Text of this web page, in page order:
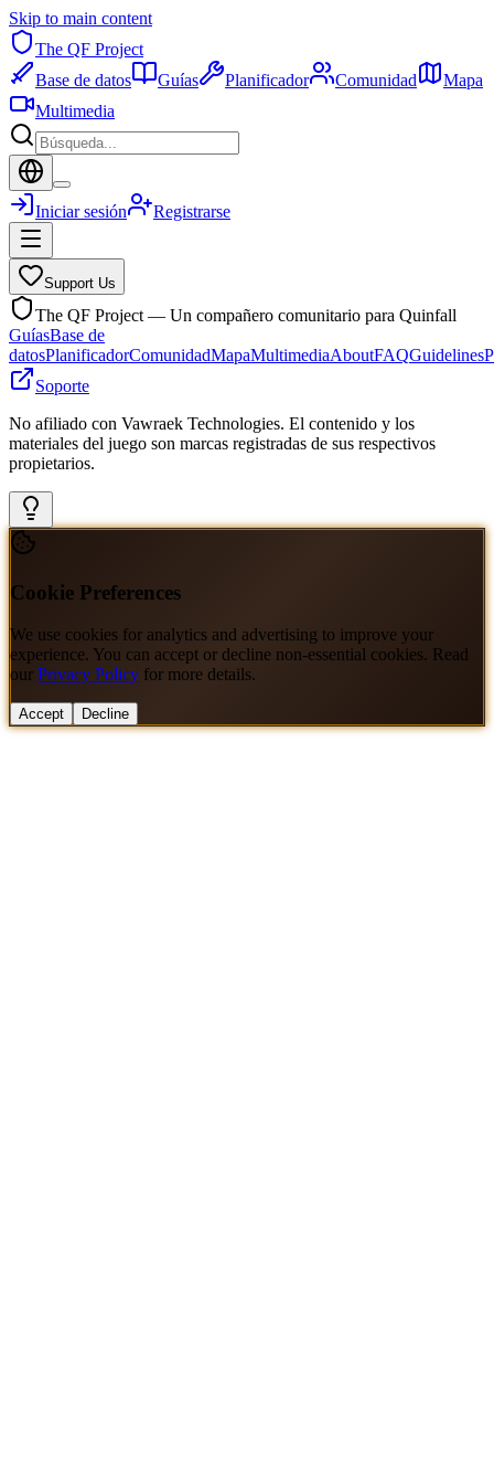
Skip to main content
The QF Project
Base de datos
Guías Planificador Comunidad
Mapa
Multimedia
Iniciar sesión Registrarse
Support Us
The QF Project — Un compañero comunitario para Quinfall
GuíasBase de
datosPlanificadorComunidadMapaMultimediaAboutFAQGuidelines
Soporte
No afiliado con Vawraek Technologies. El contenido y los
materiales del juego son marcas registradas de sus respectivos
propietarios.
Cookie Preferences
We use cookies for analytics and advertising to improve your
experience. You can accept or decline non-essential cookies. Read
our Privacy Policy for more details.
Accept Decline